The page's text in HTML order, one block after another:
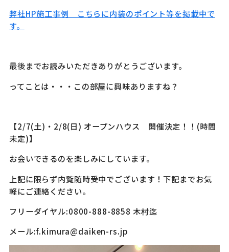
弊社HP施工事例 こちらに内装のポイント等を掲載中で
す。
最後までお読みいただきありがとうございます。
ってことは・・・この部屋に興味ありますね？
【2/7(土)・2/8(日) オープンハウス 開催決定！！(時間
未定)】
お会いできるのを楽しみにしています。
上記に限らず内覧随時受中でございます！下記までお気
軽にご連絡ください。
フリーダイヤル:0800-888-8858 木村迄
メール:f.kimura@daiken-rs.jp